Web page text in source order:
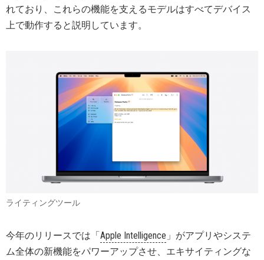
れており、これらの機能を支えるモデルはすべてデバイス
上で動作すると説明しています。
ライティングツール
今年のリリースでは「 Apple Intelligence 」がアプリやシステ
ム全体の新機能をパワーアップさせ、エキサイティングな